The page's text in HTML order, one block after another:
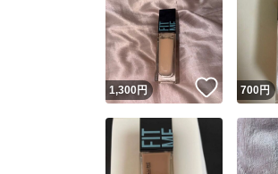
1,300円 いいね！
700円